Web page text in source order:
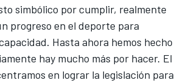
simbólico por cumplir, realmente
progreso en el deporte para
Hasta ahora hemos hecho
hay mucho más por hacer. El
en lograr la legislación para